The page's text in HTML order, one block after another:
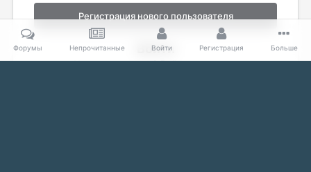
Регистрация нового пользователя
Войти
Уже есть аккаунт? Войти в систему.
Форумы Непрочитанные Войти Регистрация Больше